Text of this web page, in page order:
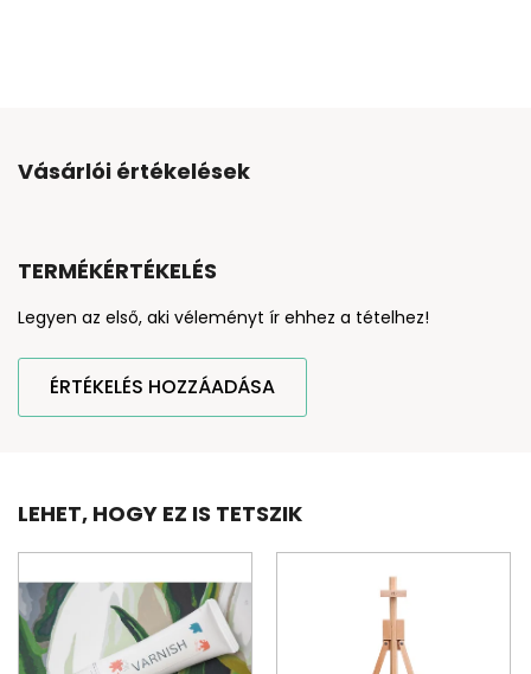
Vásárlói értékelések
TERMÉKÉRTÉKELÉS
Legyen az első, aki véleményt ír ehhez a tételhez!
ÉRTÉKELÉS HOZZÁADÁSA
LEHET, HOGY EZ IS TETSZIK